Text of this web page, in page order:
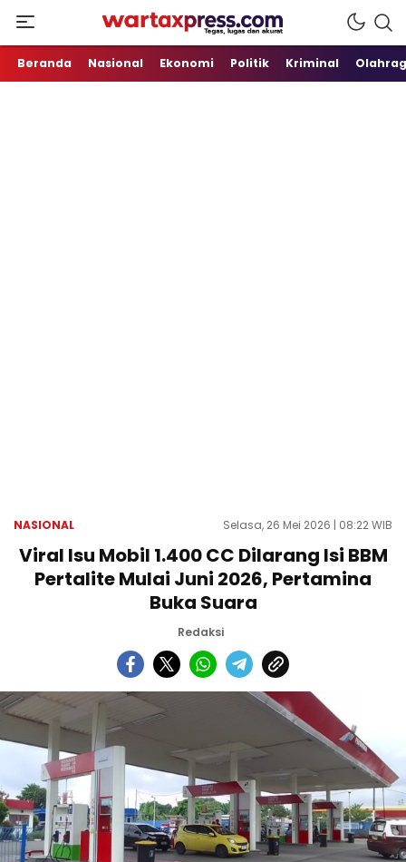
WartaXpress
Tegas, Lugas dan Akurat
Beranda Nasional Ekonomi Politik Kriminal
NASIONAL Selasa, 26 Mei 2026 | 08:22 WIB
Viral Isu Mobil 1.400 CC Dilarang Isi BBM
Pertalite Mulai Juni 2026, Pertamina
Buka Suara
Redaksi